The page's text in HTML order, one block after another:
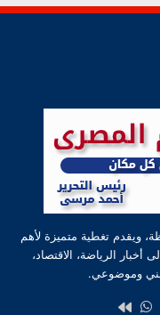
ويقدم تغطية متميزة لأهم
أخبار الرياضة، الاقتصاد،
مهني وموضوعي.
‫TikTokواتساب